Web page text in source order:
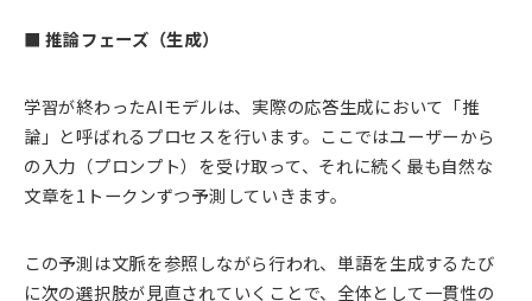
■ 推論フェーズ（生成）
学習が終わったAIモデルは、実際の応答生成において「推
論」と呼ばれるプロセスを行います。ここではユーザーから
の入力（プロンプト）を受け取って、それに続く最も自然な
文章を1トークンずつ予測していきます。
この予測は文脈を参照しながら行われ、単語を生成するたび
に次の選択肢が見直されていくことで、全体として一貫性の